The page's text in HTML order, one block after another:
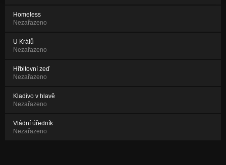
Homeless
Nezařazeno
U Králů
Nezařazeno
Hřbitovní zeď
Nezařazeno
Kladivo v hlavě
Nezařazeno
Vládní úředník
Nezařazeno